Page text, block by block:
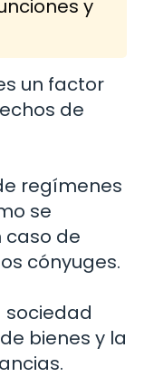
y
un factor
de
regímenes
se
caso de
cónyuges.
sociedad
bienes y la